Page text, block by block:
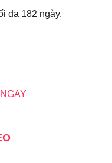
đa 182 ngày.